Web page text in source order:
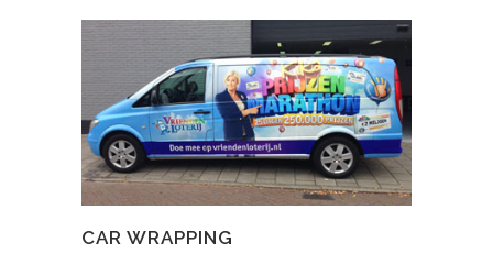
CAR WRAPPING